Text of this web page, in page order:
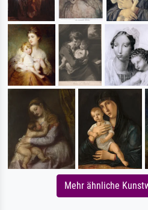
Mehr ähnliche